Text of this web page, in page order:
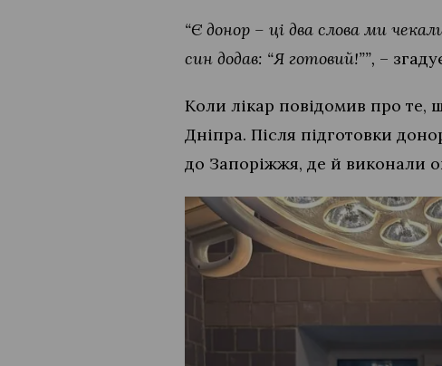
“Є донор – ці два слова ми
син додав: “Я готовий!””, –
Коли лікар повідомив про
Дніпра. Після підготовки
до Запоріжжя, де й виконали